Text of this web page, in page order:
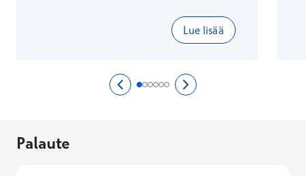
Kirsi Kakko kertoo, miten pienetkin
muutokset voivat helpottaa perheiden
Lue lisää
Voit käyttää nuolinäppäimiä nähdäksesi lisää
Edellinen sivu
0/6 Sivu 1/6
Sivu 2/6
Sivu 3/6
Sivu 4/6
Sivu 5/6
Sivu 6/6Seuraava sivu
2/6
Palaute